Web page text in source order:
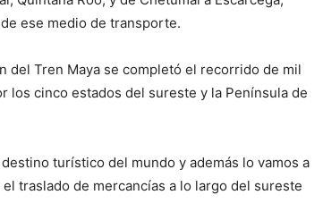
ese medio de transporte.
del Tren Maya se completó el recorrido de mil
cinco estados del sureste y la Península de
turístico del mundo y además lo vamos a
traslado de mercancías a lo largo del sureste